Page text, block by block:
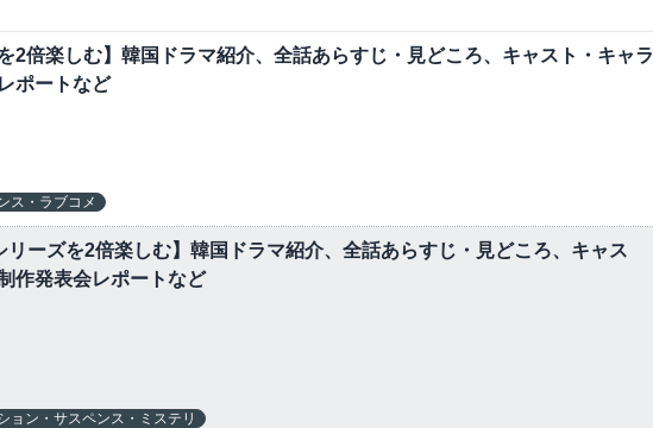
2倍楽しむ】韓国ドラマ紹介、全話あらすじ・見どころ、キャスト・キャラ
ポートなど
ス・ラブコメ
リーズを2倍楽しむ】韓国ドラマ紹介、全話あらすじ・見どころ、キャス
作発表会レポートなど
ョン・サスペンス・ミステリ